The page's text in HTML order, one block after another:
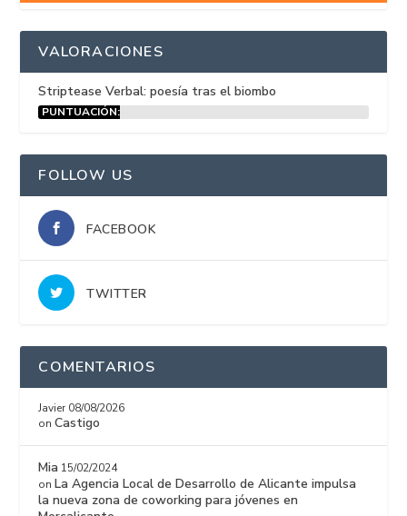
VALORACIONES
Striptease Verbal: poesía tras el biombo
PUNTUACIÓN:
FOLLOW US
FACEBOOK
TWITTER
COMENTARIOS
Javier 08/08/2026
onCastigo
Mia 15/02/2024
on La Agencia Local de Desarrollo de Alicante impulsa
la nueva zona de coworking para jóvenes en